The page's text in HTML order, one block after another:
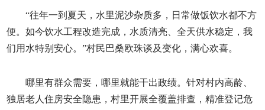
“往年一到夏天，水里泥沙杂质多，日常做饭饮水都不方
便。如今饮水工程改造完成，水质清亮、全天供水稳定，我
们用水特别安心。”村民巴桑欧珠谈及变化，满心欢喜。
哪里有群众需要，哪里就能干出政绩。针对村内高龄、
独居老人住房安全隐患，村里开展全覆盖排查，精准登记危